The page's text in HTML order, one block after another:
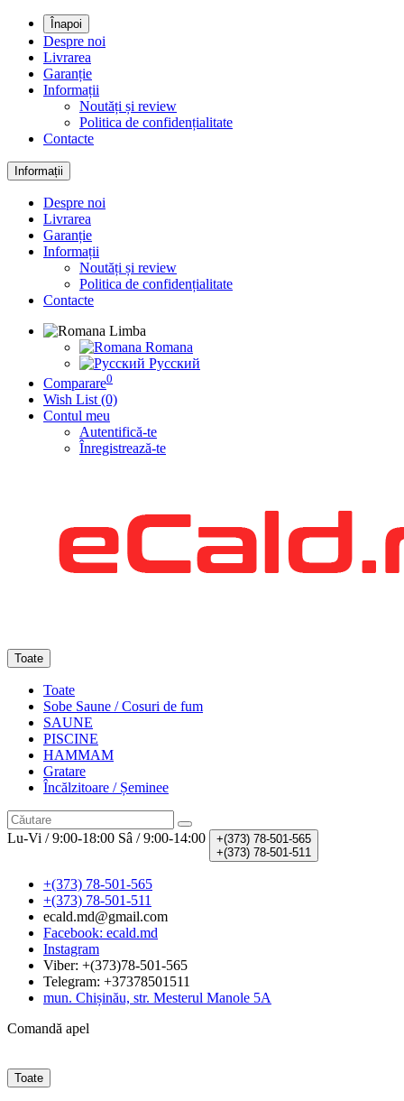
Înapoi
Despre noi
Livrarea
Garanție
Informații
Noutăți și review
Politica de confidențialitate
Contacte
Informații
Despre noi
Livrarea
Garanție
Informații
Noutăți și review
Politica de confidențialitate
Contacte
Limba
Romana
Русский
Comparare0
Wish List (0)
Contul meu
Autentifică-te
Înregistrează-te
Toate
Toate
Sobe Saune / Cosuri de fum
SAUNE
PISCINE
HAMMAM
Gratare
Încălzitoare / Șeminee
Lu-Vi / 9:00-18:00 Sâ / 9:00-14:00 +(373) 78-501-565
+(373) 78-501-511
+(373) 78-501-565
+(373) 78-501-511
ecald.md@gmail.com
Facebook: ecald.md
Instagram
Viber: +(373)78-501-565
Telegram: +37378501511
mun. Chișinău, str. Mesterul Manole 5A
Comandă apel
Toate